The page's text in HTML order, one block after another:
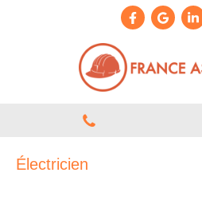
Électricien